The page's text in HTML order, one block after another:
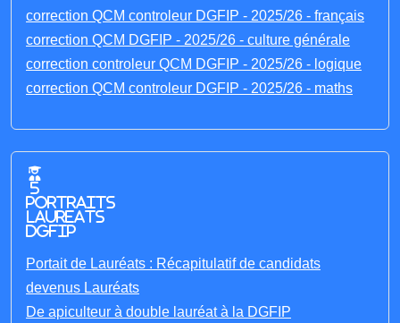
correction QCM controleur DGFIP - 2025/26 - français
correction QCM DGFIP - 2025/26 - culture générale
correction controleur QCM DGFIP - 2025/26 - logique
correction QCM controleur DGFIP - 2025/26 - maths
5
portraits
laureats
DGFIP
Portait de Lauréats : Récapitulatif de candidats
devenus Lauréats
De apiculteur à double lauréat à la DGFIP